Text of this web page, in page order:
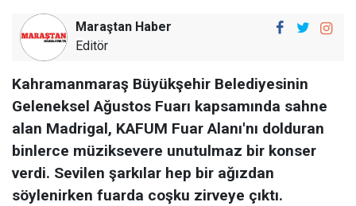
Maraştan Haber
Editör
Kahramanmaraş Büyükşehir Belediyesinin
Geleneksel Ağustos Fuarı kapsamında sahne
alan Madrigal, KAFUM Fuar Alanı'nı dolduran
binlerce müziksevere unutulmaz bir konser
verdi. Sevilen şarkılar hep bir ağızdan
söylenirken fuarda coşku zirveye çıktı.